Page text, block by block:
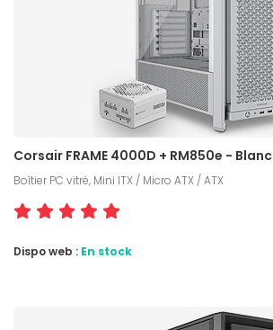
Corsair FRAME 4000D + RM850e - Blanc
Boîtier PC vitré, Mini ITX / Micro ATX / ATX
Dispo web : En stock